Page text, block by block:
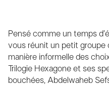
Pensé comme un temps
vous réunit un petit groupe
manière informelle des
Trilogie Hexagone et ses
bouchées, Abdelwaheb